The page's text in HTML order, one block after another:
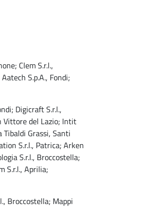
Clem S.r.l.,
S.p.A., Fondi;
Digicraft S.r.l.,
Vittore del Lazio; Intit
Tibaldi Grassi, Santi
S.r.l., Patrica; Arken
S.r.l., Broccostella;
S.r.l., Aprilia;
Broccostella; Mappi